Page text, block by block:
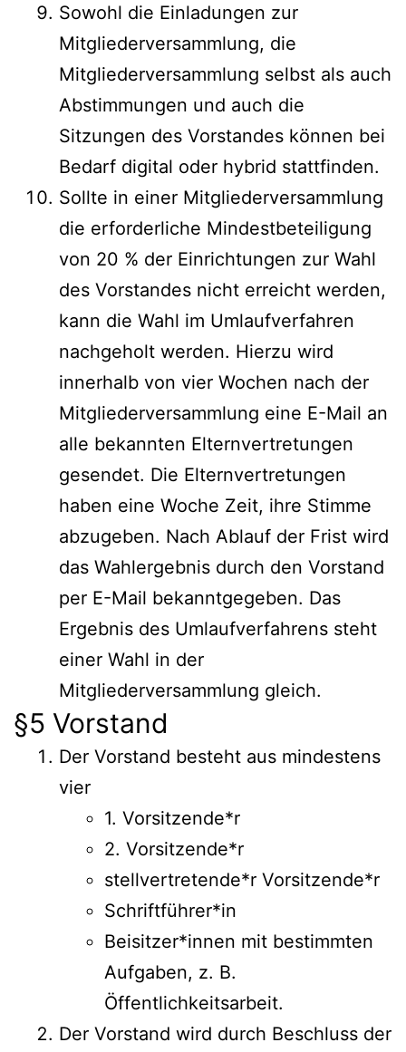
Sowohl die Einladungen zur
Mitgliederversammlung, die
Mitgliederversammlung selbst als auch
Abstimmungen und auch die
Sitzungen des Vorstandes können bei
Bedarf digital oder hybrid stattfinden.
Sollte in einer Mitgliederversammlung
die erforderliche Mindestbeteiligung
von 20 % der Einrichtungen zur Wahl
des Vorstandes nicht erreicht werden,
kann die Wahl im Umlaufverfahren
nachgeholt werden. Hierzu wird
innerhalb von vier Wochen nach der
Mitgliederversammlung eine E-Mail an
alle bekannten Elternvertretungen
gesendet. Die Elternvertretungen
haben eine Woche Zeit, ihre Stimme
abzugeben. Nach Ablauf der Frist wird
das Wahlergebnis durch den Vorstand
per E-Mail bekanntgegeben. Das
Ergebnis des Umlaufverfahrens steht
einer Wahl in der
Mitgliederversammlung gleich.
§5 Vorstand
Der Vorstand besteht aus mindestens
vier
1. Vorsitzende*r
2. Vorsitzende*r
stellvertretende*r Vorsitzende*r
Schriftführer*in
Beisitzer*innen mit bestimmten
Aufgaben, z. B.
Öffentlichkeitsarbeit.
Der Vorstand wird durch Beschluss der